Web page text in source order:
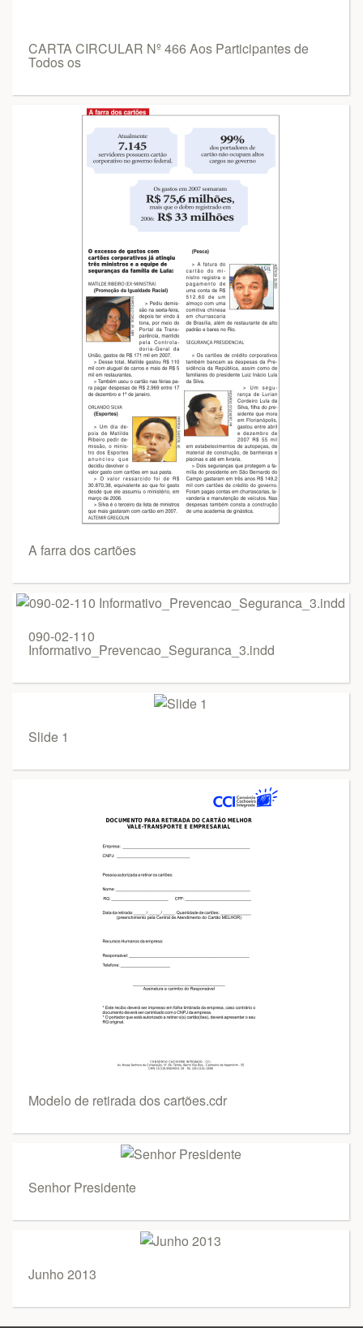
CARTA CIRCULAR Nº 466 Aos Participantes de
Todos os
A farra dos cartões
090-02-110
Informativo_Prevencao_Seguranca_3.indd
Slide 1
Modelo de retirada dos cartões.cdr
Senhor Presidente
Junho 2013